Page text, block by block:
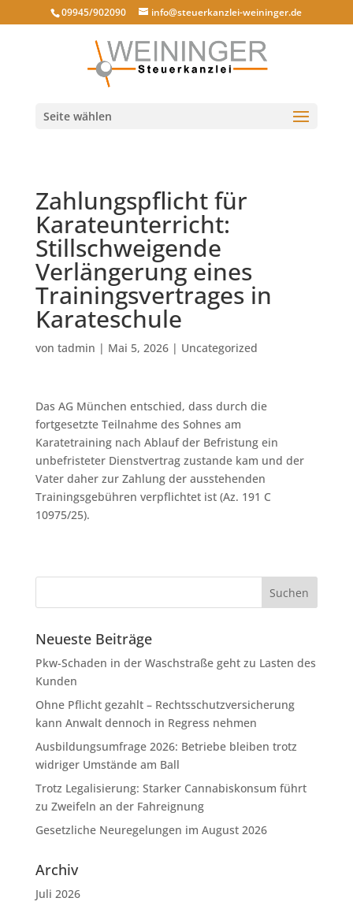
09945/902090 info@steuerkanzlei-weininger.de
Seite wählen
Zahlungspflicht für
Karateunterricht:
Stillschweigende
Verlängerung eines
Trainingsvertrages in
Karateschule
von tadmin | Mai 5, 2026| Uncategorized
Das AG München entschied, dass durch die
fortgesetzte Teilnahme des Sohnes am
Karatetraining nach Ablauf der Befristung ein
unbefristeter Dienstvertrag zustande kam und der
Vater daher zur Zahlung der ausstehenden
Trainingsgebühren verpflichtet ist (Az. 191 C
10975/25).
Neueste Beiträge
Pkw-Schaden in der Waschstraße geht zu Lasten des
Kunden
Ohne Pflicht gezahlt – Rechtsschutzversicherung
kann Anwalt dennoch in Regress nehmen
Ausbildungsumfrage 2026: Betriebe bleiben trotz
widriger Umstände am Ball
Trotz Legalisierung: Starker Cannabiskonsum führt
zu Zweifeln an der Fahreignung
Gesetzliche Neuregelungen im August 2026
Archiv
Juli 2026